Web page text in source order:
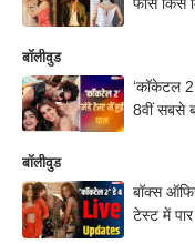
बॉलीवुड
‘कॉकेटल
8वीं सबसे
बॉलीवुड
बॉक्स
टेस्ट में